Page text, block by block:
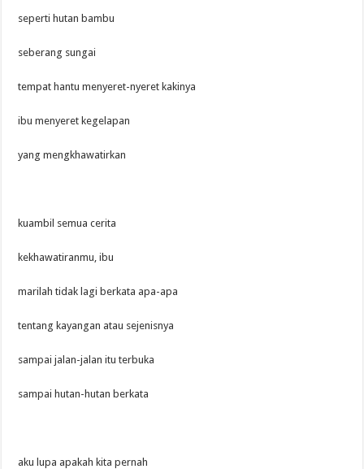
seperti hutan bambu
seberang sungai
tempat hantu menyeret-nyeret kakinya
ibu menyeret kegelapan
yang mengkhawatirkan
kuambil semua cerita
kekhawatiranmu, ibu
marilah tidak lagi berkata apa-apa
tentang kayangan atau sejenisnya
sampai jalan-jalan itu terbuka
sampai hutan-hutan berkata
aku lupa apakah kita pernah